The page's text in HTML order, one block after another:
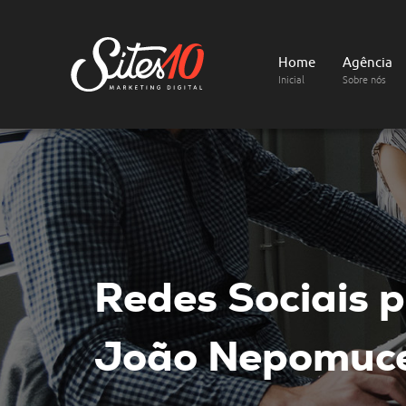
Home
Inicial
Agência
Sobre nós
Redes Sociais
João